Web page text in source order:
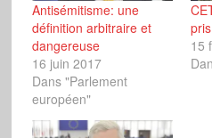
Antisémitisme: une
définition arbitraire et
dangereuse
16 juin 2017
Dans "Parlement
européen"
15